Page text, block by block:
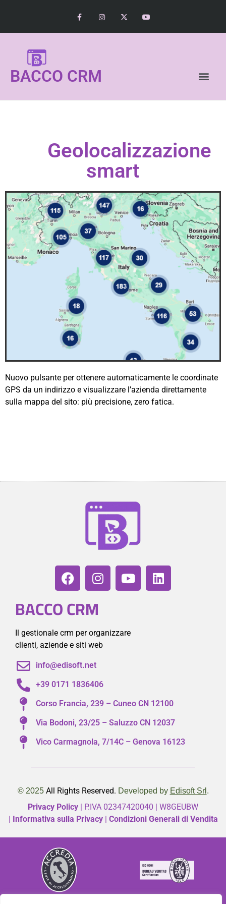
BACCO CRM
Geolocalizzazione
smart
Nuovo pulsante per ottenere automaticamente le coordinate
GPS da un indirizzo e visualizzare l’azienda direttamente
sulla mappa del sito: più precisione, zero fatica.
BACCO CRM
Il gestionale crm per organizzare
clienti, aziende e siti web
info@edisoft.net
+39 0171 1836406
Corso Francia, 239 – Cuneo CN 12100
Via Bodoni, 23/25 – Saluzzo CN 12037
Vico Carmagnola, 7/14C – Genova 16123
© 2025 All Rights Reserved. Developed by Edisoft Srl .
Privacy Policy | P.IVA 02347420040 | W8GEUBW
| Informativa sulla Privacy| Condizioni Generali di Vendita